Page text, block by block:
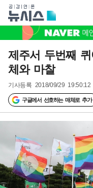
제주서 두번째
체와 마찰
기사등록 2018/09/29 19:50:12
구글에서 선호하는 매체로 추가